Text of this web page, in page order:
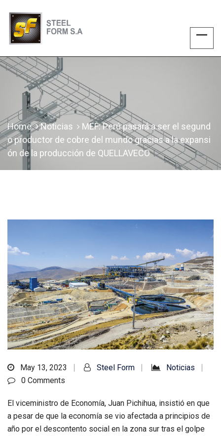
Home Noticias
MEF: Perú pasará a ser el segund
o productor de cobre del mundo gracias a la expansi
ón de la producción de QUELLAVECO
May 13, 2023 Steel Form
Noticias
0 Comments
El viceministro de Economía, Juan Pichihua, insistió en que
a pesar de que la economía se vio afectada a principios de
año por el descontento social en la zona sur tras el golpe